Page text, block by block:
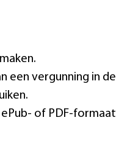
een vergunning in de
of PDF-formaat